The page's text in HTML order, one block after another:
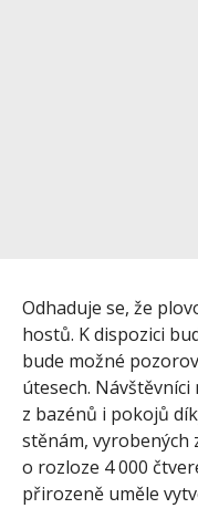
Odhaduje se, že
hostů. K dispozici
bude možné
útesech.
z bazénů i pokojů
stěnám, vyrobených
o rozloze 4 000
přirozeně uměle